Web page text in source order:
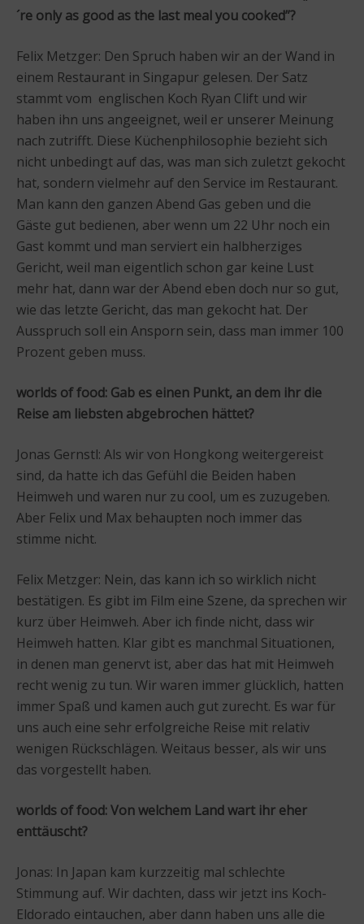
´re only as good as the last meal you cooked”?
Felix Metzger: Den Spruch haben wir an der Wand in
einem Restaurant in Singapur gelesen. Der Satz
stammt vom englischen Koch Ryan Clift und wir
haben ihn uns angeeignet, weil er unserer Meinung
nach zutrifft. Diese Küchenphilosophie bezieht sich
nicht unbedingt auf das, was man sich zuletzt gekocht
hat, sondern vielmehr auf den Service im Restaurant.
Man kann den ganzen Abend Gas geben und die
Gäste gut bedienen, aber wenn um 22 Uhr noch ein
Gast kommt und man serviert ein halbherziges
Gericht, weil man eigentlich schon gar keine Lust
mehr hat, dann war der Abend eben doch nur so gut,
wie das letzte Gericht, das man gekocht hat. Der
Ausspruch soll ein Ansporn sein, dass man immer 100
Prozent geben muss.
worlds of food: Gab es einen Punkt, an dem ihr die
Reise am liebsten abgebrochen hättet?
Jonas Gernstl: Als wir von Hongkong weitergereist
sind, da hatte ich das Gefühl die Beiden haben
Heimweh und waren nur zu cool, um es zuzugeben.
Aber Felix und Max behaupten noch immer das
stimme nicht.
Felix Metzger: Nein, das kann ich so wirklich nicht
bestätigen. Es gibt im Film eine Szene, da sprechen wir
kurz über Heimweh. Aber ich finde nicht, dass wir
Heimweh hatten. Klar gibt es manchmal Situationen,
in denen man genervt ist, aber das hat mit Heimweh
recht wenig zu tun. Wir waren immer glücklich, hatten
immer Spaß und kamen auch gut zurecht. Es war für
uns auch eine sehr erfolgreiche Reise mit relativ
wenigen Rückschlägen. Weitaus besser, als wir uns
das vorgestellt haben.
worlds of food: Von welchem Land wart ihr eher
enttäuscht?
Jonas: In Japan kam kurzzeitig mal schlechte
Stimmung auf. Wir dachten, dass wir jetzt ins Koch-
Eldorado eintauchen, aber dann haben uns alle die